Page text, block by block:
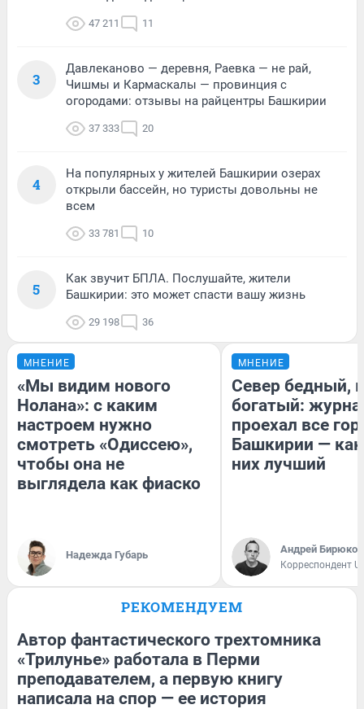
47 211 11
3
Давлеканово — деревня, Раевка — не рай,
Чишмы и Кармаскалы — провинция с
огородами: отзывы на райцентры Башкирии
37 333 20
4
На популярных у жителей Башкирии озерах
открыли бассейн, но туристы довольны не
всем
33 781 10
5
Как звучит БПЛА. Послушайте, жители
Башкирии: это может спасти вашу жизнь
29 198 36
МНЕНИЕ
«Мы видим нового
Нолана»: с каким
настроем нужно
смотреть «Одиссею»,
чтобы она не
выглядела как фиаско
Надежда Губарь
МНЕНИЕ
Север бедный,
богатый:
проехал все
Башкирии —
них лучший
Андрей Бирюков
Корреспондент
РЕКОМЕНДУЕМ
Автор фантастического трехтомника
«Трилунье» работала в Перми
преподавателем, а первую книгу
написала на спор — ее история